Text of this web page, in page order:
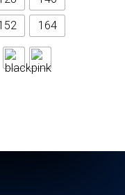
164